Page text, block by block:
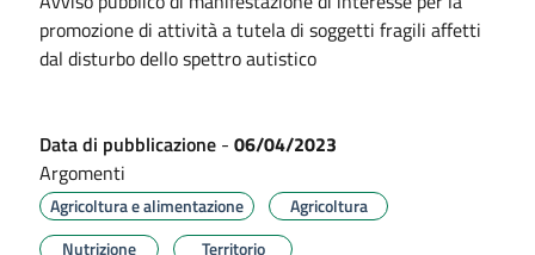
promozione di attività a tutela di soggetti fragili affetti
dal disturbo dello spettro autistico
Data di pubblicazione - 06/04/2023
Argomenti
Agricoltura e alimentazione
Agricoltura
Nutrizione
Territorio